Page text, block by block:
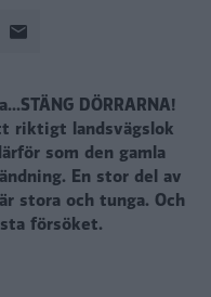
DÖRRARNA!
riktigt landsvägslok
som den gamla
En stor del av
stora och tunga. Och
försöket.